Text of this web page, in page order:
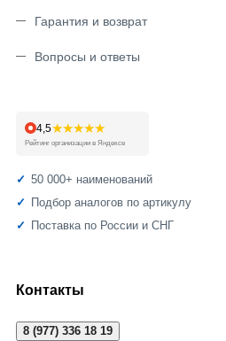
Гарантия и возврат
Вопросы и ответы
4,5★★★★★
Рейтинг организации в Яндексе
50 000+ наименований
Подбор аналогов по артикулу
Поставка по России и СНГ
Контакты
8 (977) 336 18 19